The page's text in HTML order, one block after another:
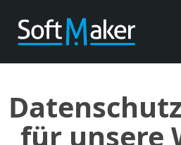
für unsere